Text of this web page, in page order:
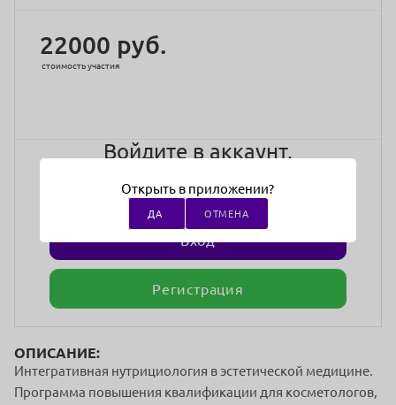
22000 руб.
стоимость участия
Войдите в аккаунт,
мероприятие
Вход
Регистрация
ОПИСАНИЕ:
Интегративная нутрициология в эстетической медицине.
Программа повышения квалификации для косметологов,
Открыть в приложении?
ДА ОТМЕНА